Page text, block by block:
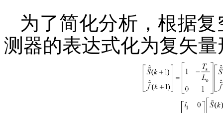
为了简化分析，根据
测器的表达式化为复矢